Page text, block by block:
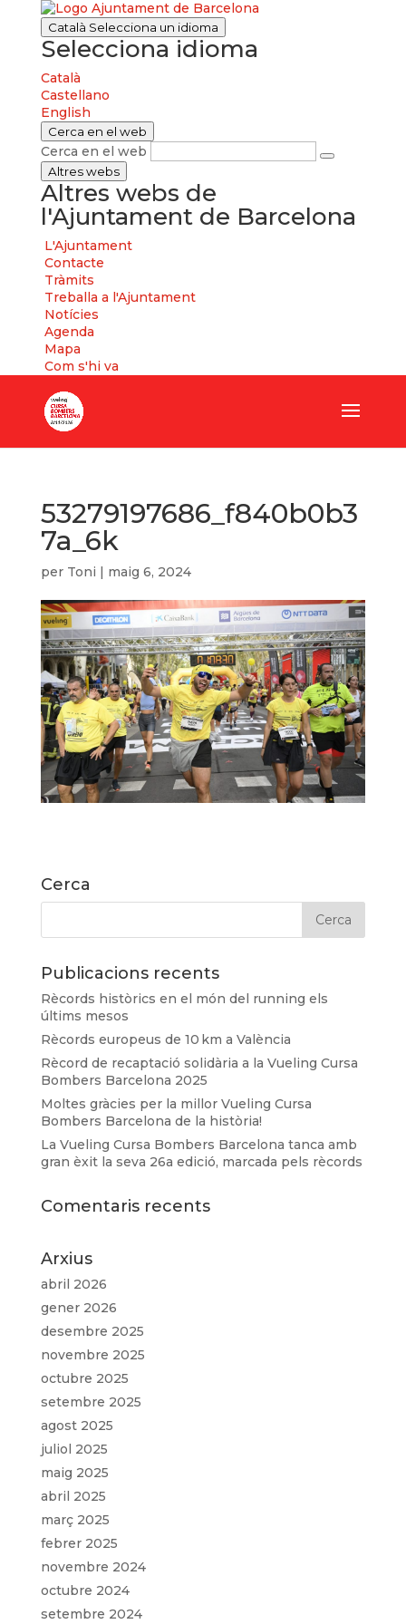
Català Selecciona un idioma
Selecciona idioma
Català
Castellano
English
Cerca en el web
Cerca en el web
Altres webs
Altres webs de
l'Ajuntament de Barcelona
L'Ajuntament
Contacte
Tràmits
Treballa a l'Ajuntament
Notícies
Agenda
Mapa
Com s'hi va
53279197686_f840b0b3
7a_6k
per Toni | maig 6, 2024
Cerca
Publicacions recents
Rècords històrics en el món del running els
últims mesos
Rècords europeus de 10 km a València
Rècord de recaptació solidària a la Vueling Cursa
Bombers Barcelona 2025
Moltes gràcies per la millor Vueling Cursa
Bombers Barcelona de la història!
La Vueling Cursa Bombers Barcelona tanca amb
gran èxit la seva 26a edició, marcada pels rècords
Comentaris recents
Arxius
abril 2026
gener 2026
desembre 2025
novembre 2025
octubre 2025
setembre 2025
agost 2025
juliol 2025
maig 2025
abril 2025
març 2025
febrer 2025
novembre 2024
octubre 2024
setembre 2024